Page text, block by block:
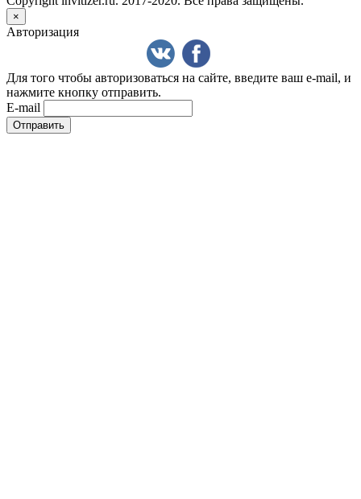
×
Авторизация
Для того чтобы авторизоваться на сайте, введите ваш e-mail, и
нажмите кнопку отправить.
E-mail
Отправить